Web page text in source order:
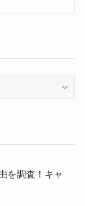
を調査！キャ